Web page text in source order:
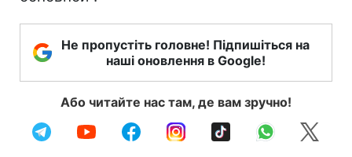
Не пропустіть головне! Підпишіться на
наші оновлення в Google!
Або читайте нас там, де вам зручно!